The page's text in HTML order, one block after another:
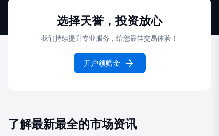
选择天誉，投资放心
我们持续提升专业服务，给您最佳交易体验！
开户领赠金
了解最新最全的市场资讯